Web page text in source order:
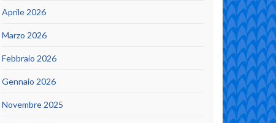
Aprile 2026
Marzo 2026
Febbraio 2026
Gennaio 2026
Novembre 2025